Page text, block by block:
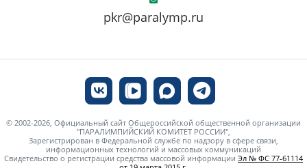
pkr@paralymp.ru
© 2002-2026, Официальный сайт Общероссийской общественной организации
"ПАРАЛИМПИЙСКИЙ КОМИТЕТ РОССИИ",
Зарегистрирован в Федеральной службе по надзору в сфере связи,
информационных технологий и массовых коммуникаций
Свидетельство о регистрации средства массовой информации Эл № ФС 77-61114